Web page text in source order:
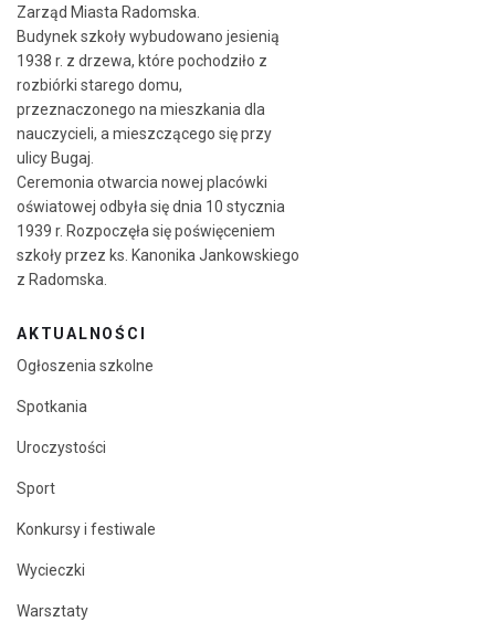
Zarząd Miasta Radomska.
Budynek szkoły wybudowano jesienią
1938 r. z drzewa, które pochodziło z
rozbiórki starego domu,
przeznaczonego na mieszkania dla
nauczycieli, a mieszczącego się przy
ulicy Bugaj.
Ceremonia otwarcia nowej placówki
oświatowej odbyła się dnia 10 stycznia
1939 r. Rozpoczęła się poświęceniem
szkoły przez ks. Kanonika Jankowskiego
z Radomska.
AKTUALNOŚCI
Ogłoszenia szkolne
Spotkania
Uroczystości
Sport
Konkursy i festiwale
Wycieczki
Warsztaty